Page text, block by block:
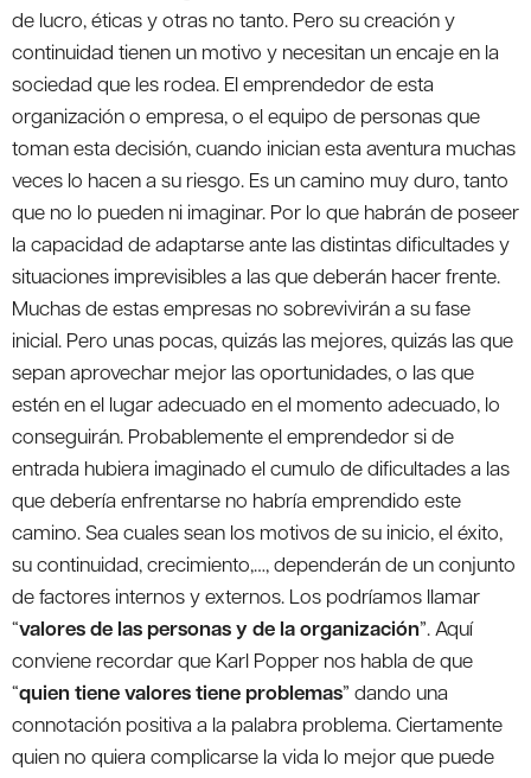
de lucro, éticas y otras no tanto. Pero su creación y
continuidad tienen un motivo y necesitan un encaje en la
sociedad que les rodea. El emprendedor de esta
organización o empresa, o el equipo de personas que
toman esta decisión, cuando inician esta aventura muchas
veces lo hacen a su riesgo. Es un camino muy duro, tanto
que no lo pueden ni imaginar. Por lo que habrán de poseer
la capacidad de adaptarse ante las distintas dificultades y
situaciones imprevisibles a las que deberán hacer frente.
Muchas de estas empresas no sobrevivirán a su fase
inicial. Pero unas pocas, quizás las mejores, quizás las que
sepan aprovechar mejor las oportunidades, o las que
estén en el lugar adecuado en el momento adecuado, lo
conseguirán. Probablemente el emprendedor si de
entrada hubiera imaginado el cumulo de dificultades a las
que debería enfrentarse no habría emprendido este
camino. Sea cuales sean los motivos de su inicio, el éxito,
su continuidad, crecimiento,…, dependerán de un conjunto
de factores internos y externos. Los podríamos llamar
“valores de las personas y de la organización”. Aquí
conviene recordar que Karl Popper nos habla de que
“quien tiene valores tiene problemas” dando una
connotación positiva a la palabra problema. Ciertamente
quien no quiera complicarse la vida lo mejor que puede